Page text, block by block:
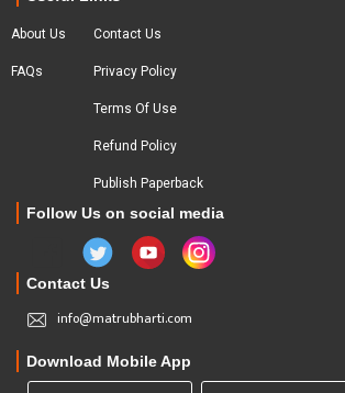
About Us
FAQs
Contact Us
Privacy Policy
Terms Of Use
Refund Policy
Publish Paperback
Follow Us on social media
Contact Us
info@matrubharti.com
Download Mobile App